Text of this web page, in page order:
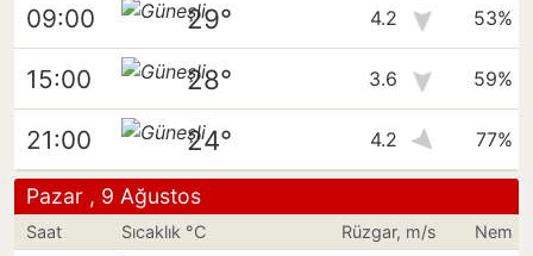
09:00 29° 4.2 53%
15:00 28° 3.6 59%
21:00 24° 4.2 77%
Pazar , 9 Ağustos
Saat Sıcaklık °C Rüzgar, m/s Nem